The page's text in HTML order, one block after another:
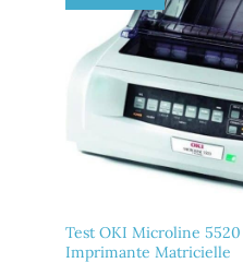
Test OKI Microline
Imprimante Matricielle